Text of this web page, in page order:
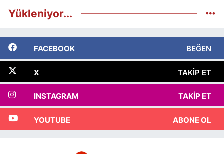
Yükleniyor...
FACEBOOK BEĞEN
X TAKIP ET
INSTAGRAM TAKIP ET
YOUTUBE ABONE OL